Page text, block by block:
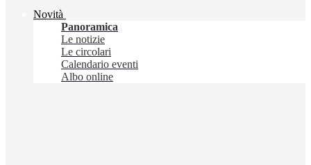
Novità
Panoramica
Le notizie
Le circolari
Calendario eventi
Albo online